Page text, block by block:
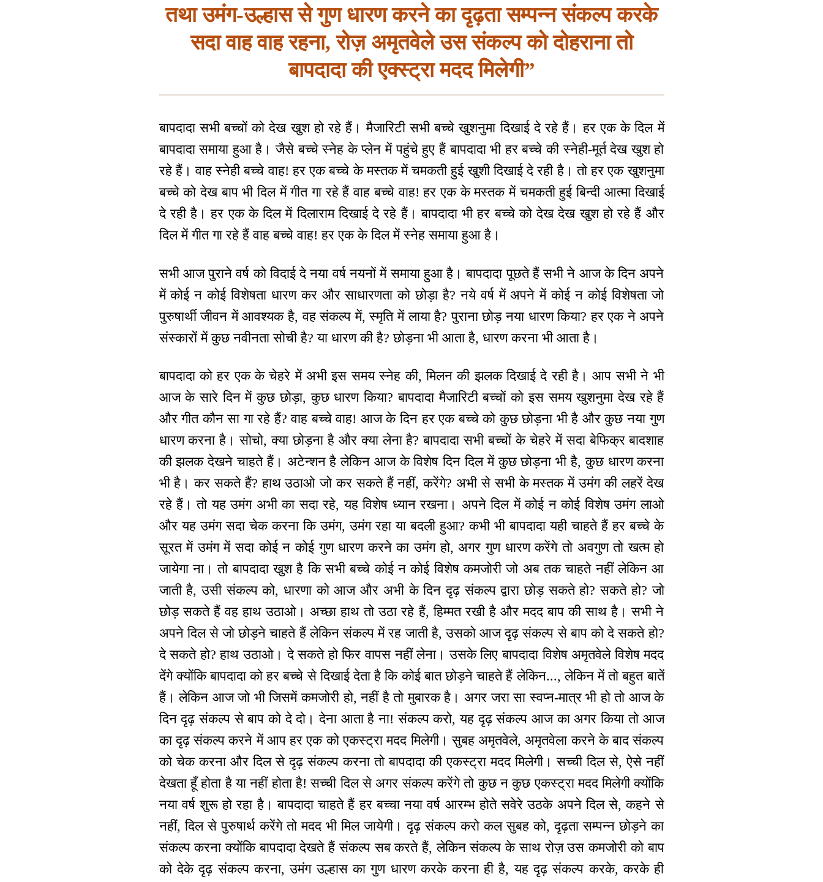
तथा उमंग-उल्हास से गुण धारण करने का दृढ़ता सम्पन्न संकल्प करके
सदा वाह वाह रहना, रोज़ अमृतवेले उस संकल्प को दोहराना तो
बापदादा की एक्स्ट्रा मदद मिलेगी”
बापदादा सभी बच्चों को देख खुश हो रहे हैं। मैजारिटी सभी बच्चे खुशनुमा दिखाई दे रहे हैं। हर एक के दिल में
बापदादा समाया हुआ है। जैसे बच्चे स्नेह के प्लेन में पहुंचे हुए हैं बापदादा भी हर बच्चे की स्नेही-मूर्त देख खुश हो
रहे हैं। वाह स्नेही बच्चे वाह! हर एक बच्चे के मस्तक में चमकती हुई खुशी दिखाई दे रही है। तो हर एक खुशनुमा
बच्चे को देख बाप भी दिल में गीत गा रहे हैं वाह बच्चे वाह! हर एक के मस्तक में चमकती हुई बिन्दी आत्मा दिखाई
दे रही है। हर एक के दिल में दिलाराम दिखाई दे रहे हैं। बापदादा भी हर बच्चे को देख देख खुश हो रहे हैं और
दिल में गीत गा रहे हैं वाह बच्चे वाह! हर एक के दिल में स्नेह समाया हुआ है।
सभी आज पुराने वर्ष को विदाई दे नया वर्ष नयनों में समाया हुआ है। बापदादा पूछते हैं सभी ने आज के दिन अपने
में कोई न कोई विशेषता धारण कर और साधारणता को छोड़ा है? नये वर्ष में अपने में कोई न कोई विशेषता जो
पुरुषार्थी जीवन में आवश्यक है, वह संकल्प में, स्मृति में लाया है? पुराना छोड़ नया धारण किया? हर एक ने अपने
संस्कारों में कुछ नवीनता सोची है? या धारण की है? छोड़ना भी आता है, धारण करना भी आता है।
बापदादा को हर एक के चेहरे में अभी इस समय स्नेह की, मिलन की झलक दिखाई दे रही है। आप सभी ने भी
आज के सारे दिन में कुछ छोड़ा, कुछ धारण किया? बापदादा मैजारिटी बच्चों को इस समय खुशनुमा देख रहे हैं
और गीत कौन सा गा रहे हैं? वाह बच्चे वाह! आज के दिन हर एक बच्चे को कुछ छोड़ना भी है और कुछ नया गुण
धारण करना है। सोचो, क्या छोड़ना है और क्या लेना है? बापदादा सभी बच्चों के चेहरे में सदा बेफिक्र बादशाह
की झलक देखने चाहते हैं। अटेन्शन है लेकिन आज के विशेष दिन दिल में कुछ छोड़ना भी है, कुछ धारण करना
भी है। कर सकते हैं? हाथ उठाओ जो कर सकते हैं नहीं, करेंगे? अभी से सभी के मस्तक में उमंग की लहरें देख
रहे हैं। तो यह उमंग अभी का सदा रहे, यह विशेष ध्यान रखना। अपने दिल में कोई न कोई विशेष उमंग लाओ
और यह उमंग सदा चेक करना कि उमंग, उमंग रहा या बदली हुआ? कभी भी बापदादा यही चाहते हैं हर बच्चे के
सूरत में उमंग में सदा कोई न कोई गुण धारण करने का उमंग हो, अगर गुण धारण करेंगे तो अवगुण तो खत्म हो
जायेगा ना। तो बापदादा खुश है कि सभी बच्चे कोई न कोई विशेष कमजोरी जो अब तक चाहते नहीं लेकिन आ
जाती है, उसी संकल्प को, धारणा को आज और अभी के दिन दृढ़ संकल्प द्वारा छोड़ सकते हो? सकते हो? जो
छोड़ सकते हैं वह हाथ उठाओ। अच्छा हाथ तो उठा रहे हैं, हिम्मत रखी है और मदद बाप की साथ है। सभी ने
अपने दिल से जो छोड़ने चाहते हैं लेकिन संकल्प में रह जाती है, उसको आज दृढ़ संकल्प से बाप को दे सकते हो?
दे सकते हो? हाथ उठाओ। दे सकते हो फिर वापस नहीं लेना। उसके लिए बापदादा विशेष अमृतवेले विशेष मदद
देंगे क्योंकि बापदादा को हर बच्चे से दिखाई देता है कि कोई बात छोड़ने चाहते हैं लेकिन..., लेकिन में तो बहुत बातें
हैं। लेकिन आज जो भी जिसमें कमजोरी हो, नहीं है तो मुबारक है। अगर जरा सा स्वप्न-मात्र भी हो तो आज के
दिन दृढ़ संकल्प से बाप को दे दो। देना आता है ना! संकल्प करो, यह दृढ़ संकल्प आज का अगर किया तो आज
का दृढ़ संकल्प करने में आप हर एक को एकस्ट्रा मदद मिलेगी। सुबह अमृतवेले, अमृतवेला करने के बाद संकल्प
को चेक करना और दिल से दृढ़ संकल्प करना तो बापदादा की एकस्ट्रा मदद मिलेगी। सच्ची दिल से, ऐसे नहीं
देखता हूँ होता है या नहीं होता है! सच्ची दिल से अगर संकल्प करेंगे तो कुछ न कुछ एकस्ट्रा मदद मिलेगी क्योंकि
नया वर्ष शुरू हो रहा है। बापदादा चाहते हैं हर बच्चा नया वर्ष आरम्भ होते सवेरे उठके अपने दिल से, कहने से
नहीं, दिल से पुरुषार्थ करेंगे तो मदद भी मिल जायेगी। दृढ़ संकल्प करो कल सुबह को, दृढ़ता सम्पन्न छोड़ने का
संकल्प करना क्योंकि बापदादा देखते हैं संकल्प सब करते हैं, लेकिन संकल्प के साथ रोज़ उस कमजोरी को बाप
को देके दृढ़ संकल्प करना, उमंग उल्हास का गुण धारण करके करना ही है, यह दृढ़ संकल्प करके, करके ही